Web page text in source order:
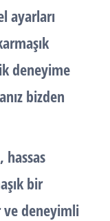
ayarları
deneyime
bizden
bir
deneyimli